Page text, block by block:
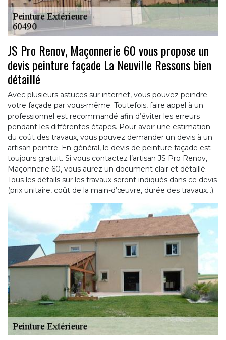
JS Pro Renov, Maçonnerie 60 vous propose un
devis peinture façade La Neuville Ressons bien
détaillé
Avec plusieurs astuces sur internet, vous pouvez peindre
votre façade par vous-même. Toutefois, faire appel à un
professionnel est recommandé afin d’éviter les erreurs
pendant les différentes étapes. Pour avoir une estimation
du coût des travaux, vous pouvez demander un devis à un
artisan peintre. En général, le devis de peinture façade est
toujours gratuit. Si vous contactez l’artisan JS Pro Renov,
Maçonnerie 60, vous aurez un document clair et détaillé.
Tous les détails sur les travaux seront indiqués dans ce devis
(prix unitaire, coût de la main-d’œuvre, durée des travaux…).